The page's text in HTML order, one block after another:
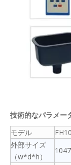
技術的なパラメー
モデル
外部サイズ
（w*d*h）